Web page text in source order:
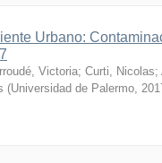
Urbano:
Victoria; Curti, Nicolas;
(Universidad de Palermo,